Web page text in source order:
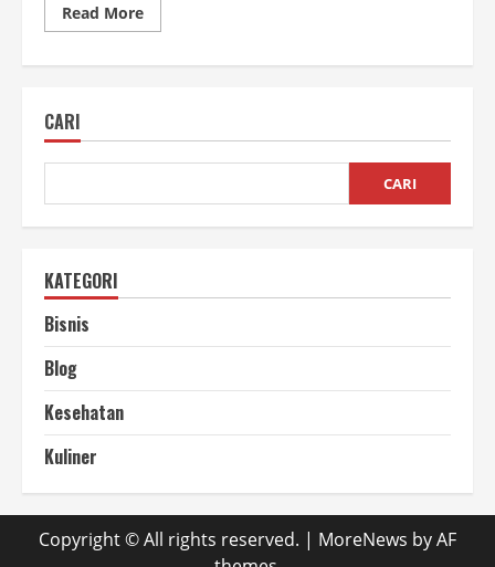
Read MoreRead
more
Lebih
Lama
CARI
CARI
KATEGORI
Bisnis
Blog
Kesehatan
Kuliner
Copyright © All rights reserved. | MoreNews by AF